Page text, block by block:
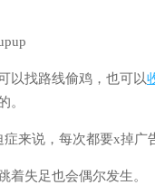
以找路线偷鸡，也可以
。
来说，每次都要x掉广
着失足也会偶尔发生。